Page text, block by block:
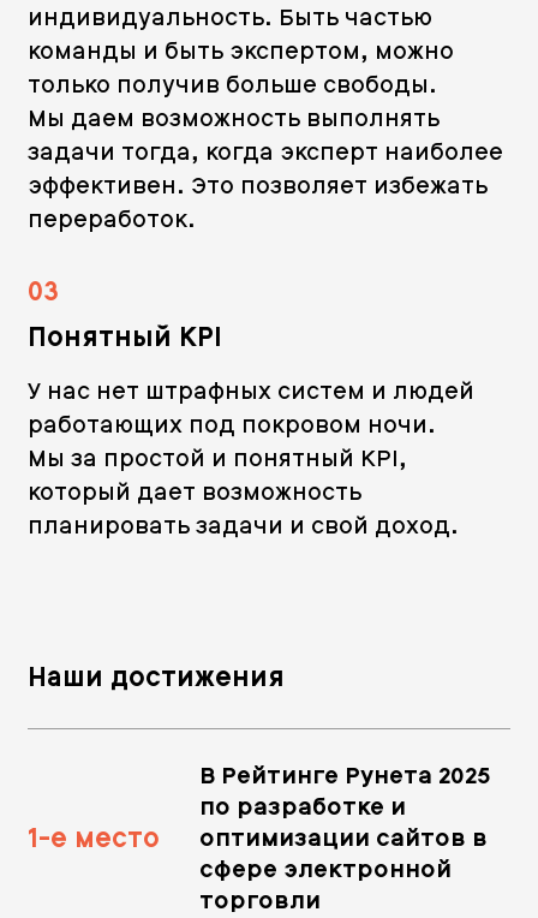
индивидуальность. Быть частью
команды и быть экспертом, можно
только получив больше свободы.
Мы даем возможность выполнять
задачи тогда, когда эксперт наиболее
эффективен. Это позволяет избежать
переработок.
03
Понятный KPI
У нас нет штрафных систем и людей
работающих под покровом ночи.
Мы за простой и понятный KPI,
который дает возможность
планировать задачи и свой доход.
Наши достижения
1-е место
В Рейтинге Рунета 2025
по разработке и
оптимизации сайтов в
сфере электронной
торговли